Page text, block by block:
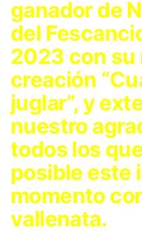
ganador de
del
2023 con su
creación
juglar”, y
nuestro
todos los
posible este
momento
vallenata.